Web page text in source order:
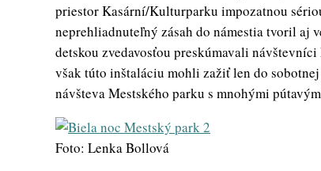
priestor Kasární/Kulturparku impozatnou
neprehliadnuteľný zásah do námestia tvoril aj
detskou zvedavosťou preskúmavali
však túto inštaláciu mohli zažiť len do
návšteva Mestského parku s mnohými
Foto: Lenka Bollová